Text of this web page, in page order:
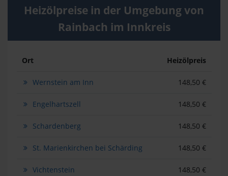
Heizölpreise in der Umgebung von
Rainbach im Innkreis
Ort Heizölpreis
Wernstein am Inn 148,50 €
Engelhartszell 148,50 €
Schardenberg 148,50 €
St. Marienkirchen bei Schärding 148,50 €
Vichtenstein 148,50 €